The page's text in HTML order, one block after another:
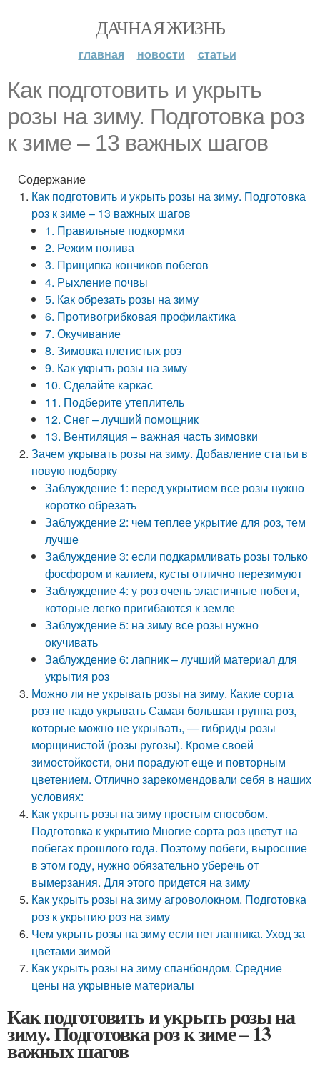
ДАЧНАЯ ЖИЗНЬ
главная новости статьи
Как подготовить и укрыть
розы на зиму. Подготовка роз
к зиме – 13 важных шагов
Содержание
Как подготовить и укрыть розы на зиму. Подготовка
роз к зиме – 13 важных шагов
1. Правильные подкормки
2. Режим полива
3. Прищипка кончиков побегов
4. Рыхление почвы
5. Как обрезать розы на зиму
6. Противогрибковая профилактика
7. Окучивание
8. Зимовка плетистых роз
9. Как укрыть розы на зиму
10. Сделайте каркас
11. Подберите утеплитель
12. Снег – лучший помощник
13. Вентиляция – важная часть зимовки
Зачем укрывать розы на зиму. Добавление статьи в
новую подборку
Заблуждение 1: перед укрытием все розы нужно
коротко обрезать
Заблуждение 2: чем теплее укрытие для роз, тем
лучше
Заблуждение 3: если подкармливать розы только
фосфором и калием, кусты отлично перезимуют
Заблуждение 4: у роз очень эластичные побеги,
которые легко пригибаются к земле
Заблуждение 5: на зиму все розы нужно
окучивать
Заблуждение 6: лапник – лучший материал для
укрытия роз
Можно ли не укрывать розы на зиму. Какие сорта
роз не надо укрывать Самая большая группа роз,
которые можно не укрывать, — гибриды розы
морщинистой (розы ругозы). Кроме своей
зимостойкости, они порадуют еще и повторным
цветением. Отлично зарекомендовали себя в наших
условиях:
Как укрыть розы на зиму простым способом.
Подготовка к укрытию Многие сорта роз цветут на
побегах прошлого года. Поэтому побеги, выросшие
в этом году, нужно обязательно уберечь от
вымерзания. Для этого придется на зиму
Как укрыть розы на зиму агроволокном. Подготовка
роз к укрытию роз на зиму
Чем укрыть розы на зиму если нет лапника. Уход за
цветами зимой
Как укрыть розы на зиму спанбондом. Средние
цены на укрывные материалы
Как подготовить и укрыть розы на
зиму. Подготовка роз к зиме – 13
важных шагов